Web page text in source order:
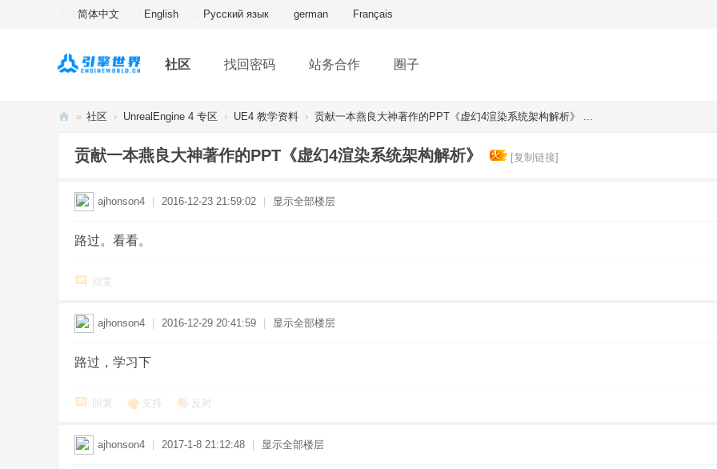
简体中文 English Русский язык german Français
社区 找回密码 站务合作 圈子
» 社区 › UnrealEngine 4 专区 › UE4 教学资料 › 贡献一本燕良大神著作的PPT《虚幻4渲染系统架构解析》 ...
贡献一本燕良大神著作的PPT《虚幻4渲染系统架构解析》 [复制链接]
ajhonson4 2016-12-23 21:59:02 显示全部楼层
路过。看看。
回复
ajhonson4 2016-12-29 20:41:59 显示全部楼层
路过，学习下
回复 支持 反对
ajhonson4 2017-1-8 21:12:48 显示全部楼层